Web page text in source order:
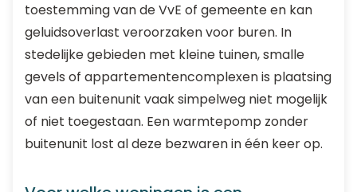
toestemming van de VvE of gemeente en kan
geluidsoverlast veroorzaken voor buren. In
stedelijke gebieden met kleine tuinen, smalle
gevels of appartementencomplexen is plaatsing
van een buitenunit vaak simpelweg niet mogelijk
of niet toegestaan. Een warmtepomp zonder
buitenunit lost al deze bezwaren in één keer op.